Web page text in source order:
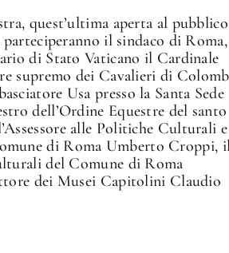
quest’ultima aperta al pubblico
il sindaco di Roma,
di Stato Vaticano il Cardinale
supremo dei Cavalieri di
Usa presso la Santa Sede
dell’Ordine Equestre del santo
alle Politiche Culturali e
di Roma Umberto Croppi,
del Comune di Roma
dei Musei Capitolini Claudio